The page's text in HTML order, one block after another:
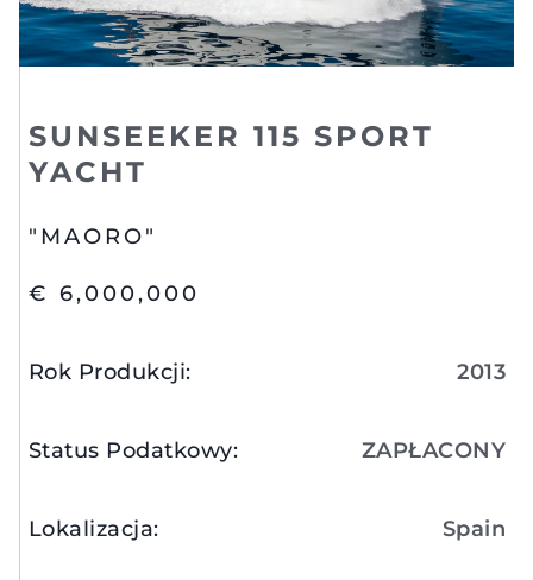
SUNSEEKER 115 SPORT
YACHT
"MAORO"
€ 6,000,000
Rok Produkcji: 2013
Status Podatkowy: ZAPŁACONY
Lokalizacja: Spain